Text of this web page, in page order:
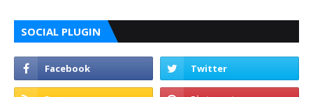
SOCIAL PLUGIN